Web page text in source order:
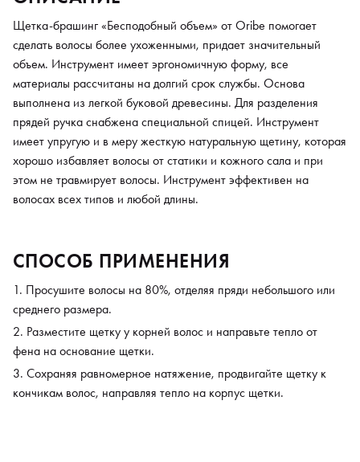
Щетка-брашинг «Бесподобный объем» от Oribe помогает
сделать волосы более ухоженными, придает значительный
объем. Инструмент имеет эргономичную форму, все
материалы рассчитаны на долгий срок службы. Основа
выполнена из легкой буковой древесины. Для разделения
прядей ручка снабжена специальной спицей. Инструмент
имеет упругую и в меру жесткую натуральную щетину, которая
хорошо избавляет волосы от статики и кожного сала и при
этом не травмирует волосы. Инструмент эффективен на
волосах всех типов и любой длины.
СПОСОБ ПРИМЕНЕНИЯ
Просушите волосы на 80%, отделяя пряди небольшого или
среднего размера.
Разместите щетку у корней волос и направьте тепло от
фена на основание щетки.
Сохраняя равномерное натяжение, продвигайте щетку к
кончикам волос, направляя тепло на корпус щетки.